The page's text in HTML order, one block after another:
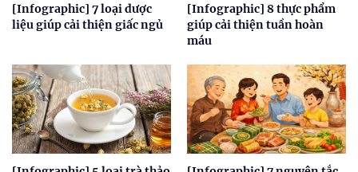
[Infographic] 7 loại dược
liệu giúp cải thiện giấc ngủ
[Infographic] 8 thực phẩm
giúp cải thiện tuần hoàn
máu